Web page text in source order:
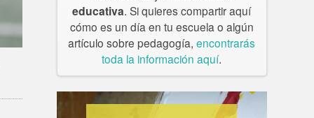
educativa. Si quieres compartir aquí
cómo es un día en tu escuela o algún
artículo sobre pedagogía,encontrarás
toda la información aquí.